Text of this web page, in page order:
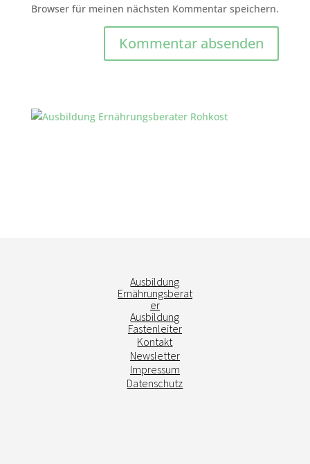
Browser für meinen nächsten Kommentar speichern.
Ausbildung
Ernährungsberat
er
Ausbildung
Fastenleiter
Kontakt
Newsletter
Impressum
Datenschutz